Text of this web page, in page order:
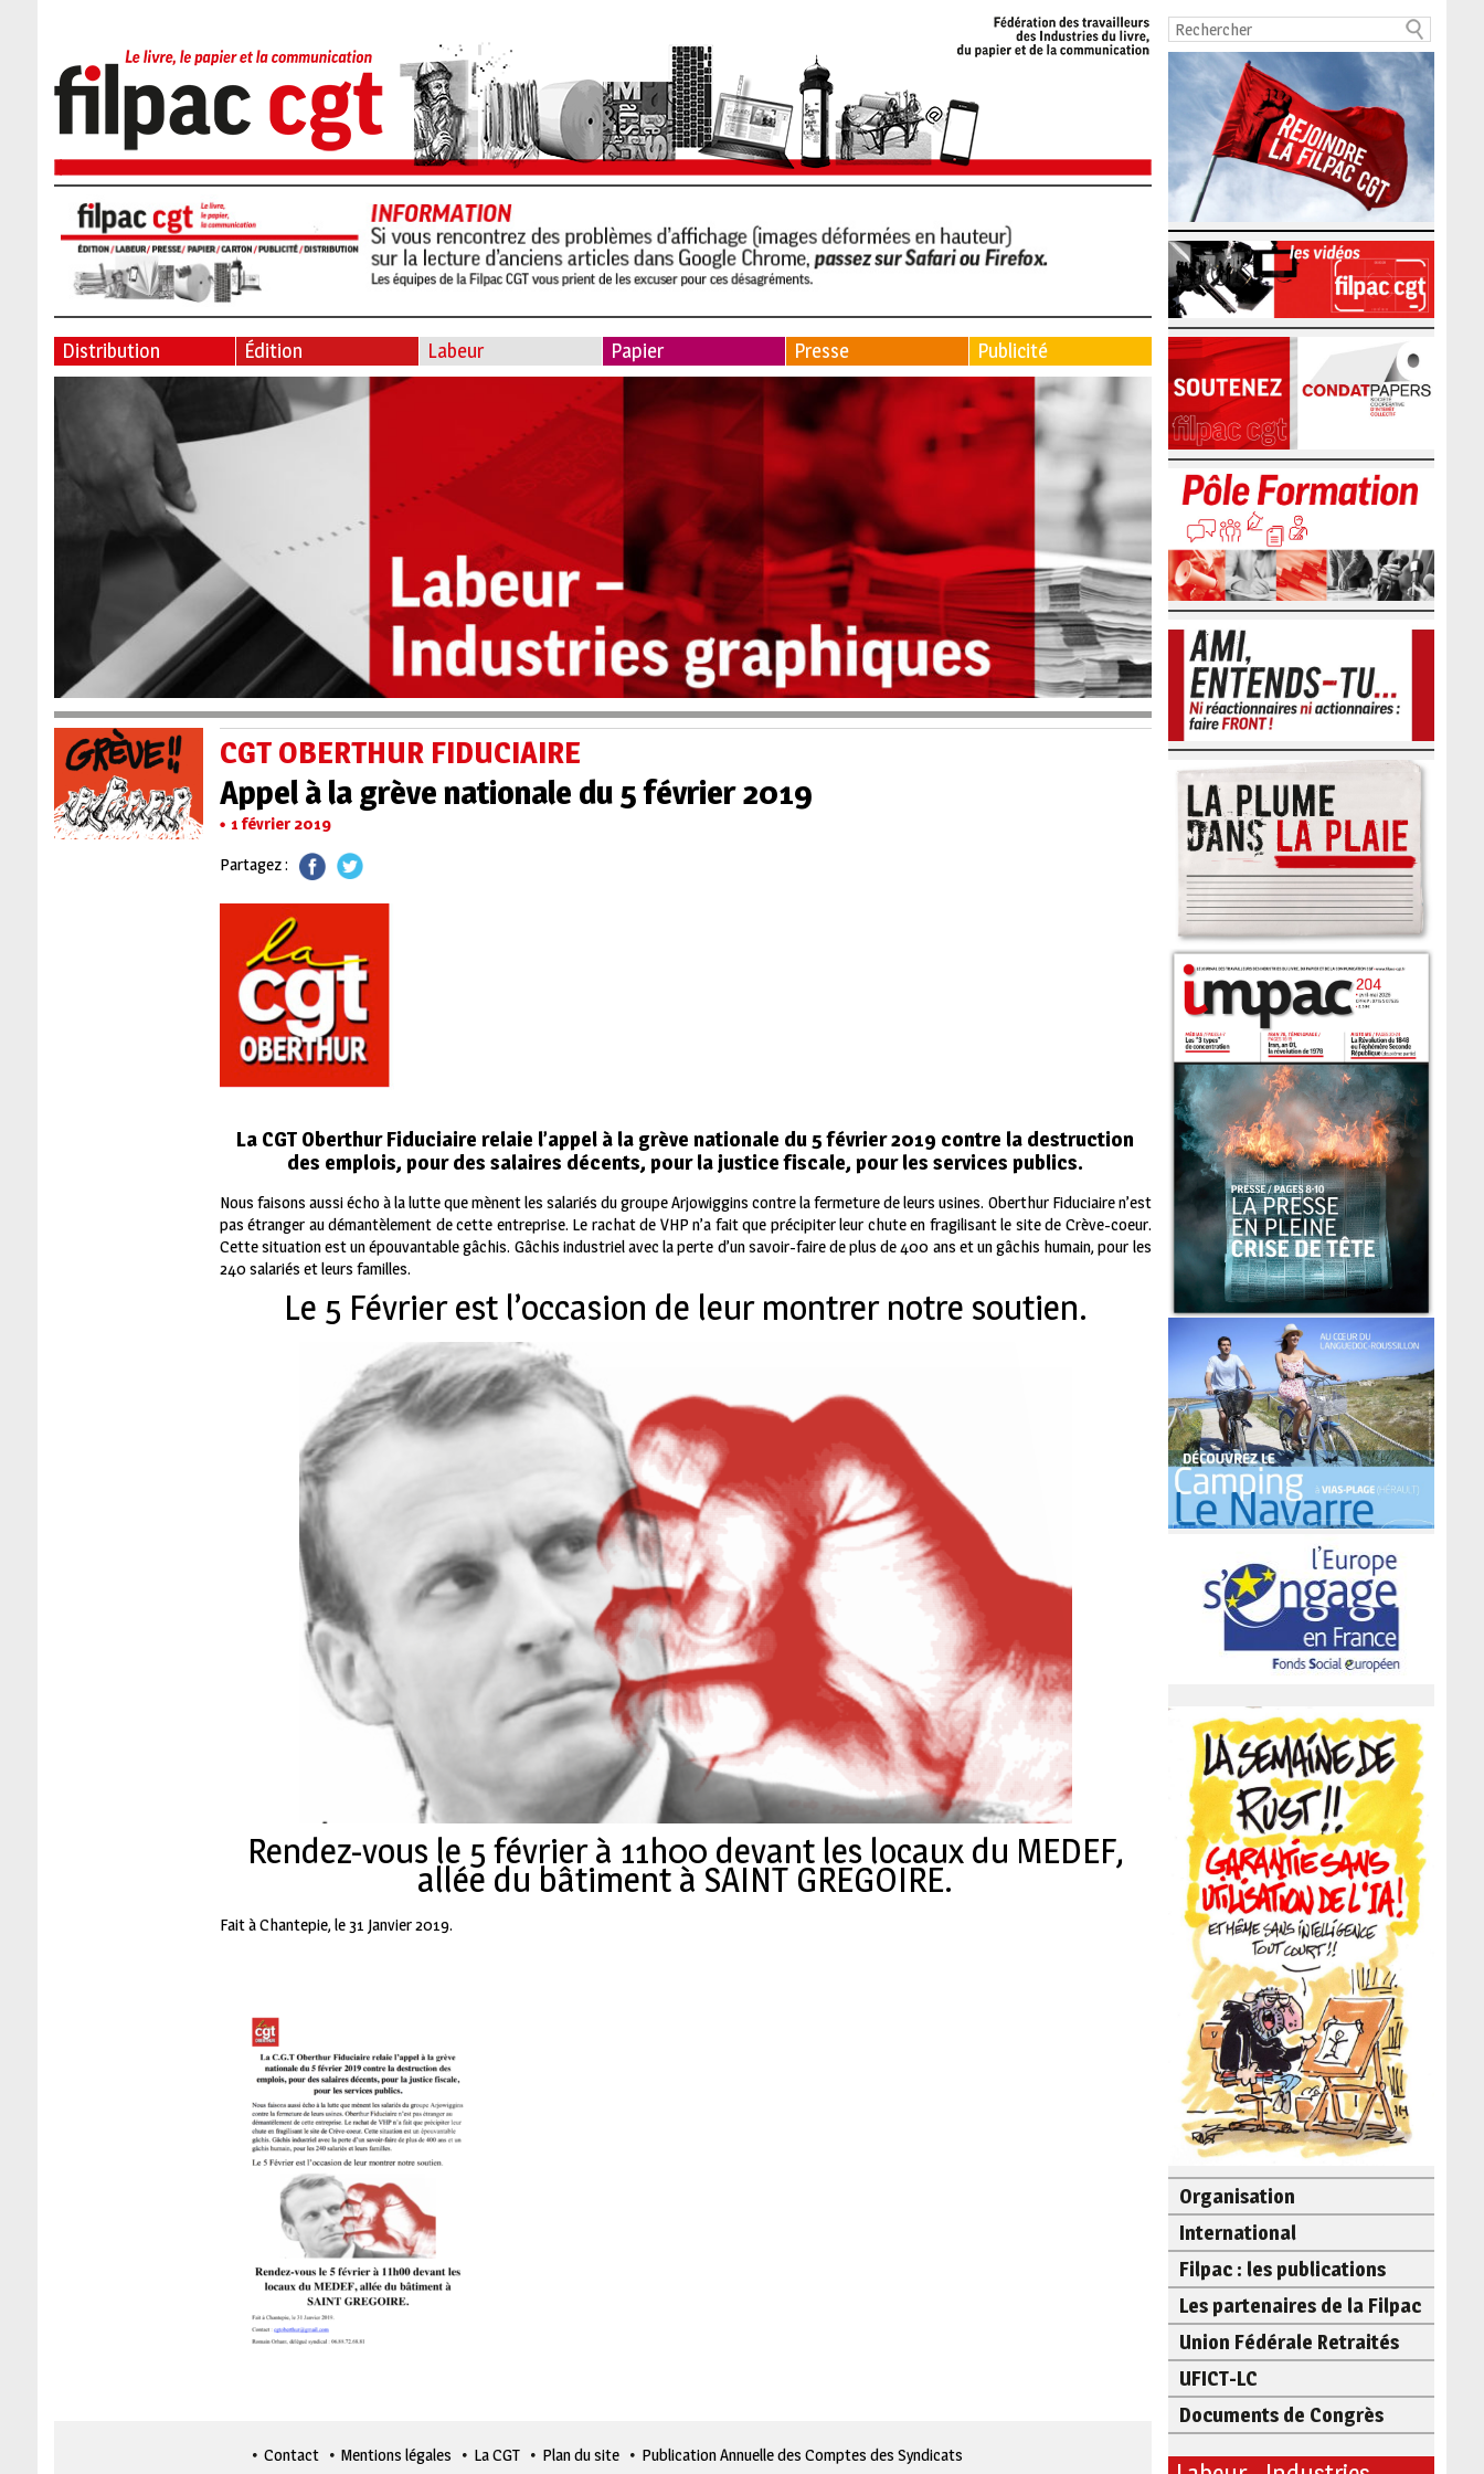
Distribution Édition Labeur Papier Presse Publicité
CGT OBERTHUR FIDUCIAIRE
Appel à la grève nationale du 5 février 2019
1 février 2019
Partagez :
La CGT Oberthur Fiduciaire relaie l’appel à la grève nationale du 5 février 2019 contre la destruction
des emplois, pour des salaires décents, pour la justice fiscale, pour les services publics.
Nous faisons aussi écho à la lutte que mènent les salariés du groupe Arjowiggins contre la fermeture de leurs usines. Oberthur Fiduciaire n’est
pas étranger au démantèlement de cette entreprise. Le rachat de VHP n’a fait que précipiter leur chute en fragilisant le site de Crève-coeur.
Cette situation est un épouvantable gâchis. Gâchis industriel avec la perte d’un savoir-faire de plus de 400 ans et un gâchis humain, pour les
240 salariés et leurs familles.
Le 5 Février est l’occasion de leur montrer notre soutien.
Rendez-vous le 5 février à 11h00 devant les locaux du MEDEF,
allée du bâtiment à SAINT GREGOIRE.
Fait à Chantepie, le 31 Janvier 2019.
Contact Mentions légales La CGT Plan du site Publication Annuelle des Comptes des Syndicats
Organisation
International
Filpac : les publications
Les partenaires de la Filpac
Union Fédérale Retraités
UFICT-LC
Documents de Congrès